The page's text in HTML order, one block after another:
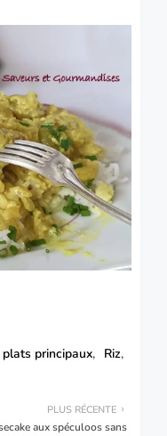
plats principaux
Riz
PLUS RÉCENTE
aux spéculoos sans